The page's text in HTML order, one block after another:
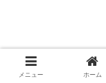
メニュー ホーム